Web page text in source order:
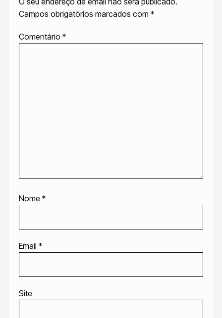
Campos obrigatórios marcados com *
Comentário *
Nome *
Email *
Site